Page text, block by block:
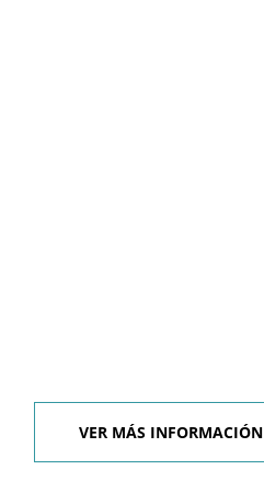
VER MÁS INFORMACIÓN